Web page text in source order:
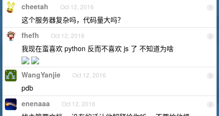
1
cheetah Oct 12, 2016
这个服务器复杂吗，代码量大吗？
2
fhefh Oct 12, 2016
我现在蛮喜欢 python 反而不喜欢 js 了 不知道为啥
3
WangYanjie Oct 12, 2016
pdb
4
enenaaa Oct 12, 2016